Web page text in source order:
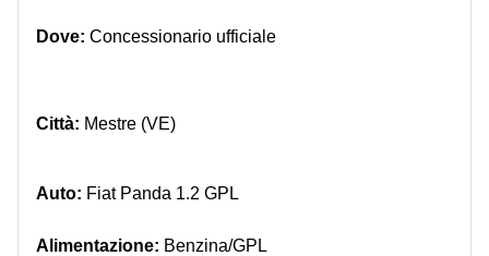
Dove: Concessionario ufficiale
Città: Mestre (VE)
Auto: Fiat Panda 1.2 GPL
Alimentazione: Benzina/GPL